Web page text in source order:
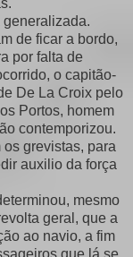
generalizada.
de ficar a bordo,
por falta de
o capitão-
De La Croix pelo
Portos, homem
contemporizou.
grevistas, para
auxilio da força
mesmo
geral, que a
ao navio, a fim
que lá se